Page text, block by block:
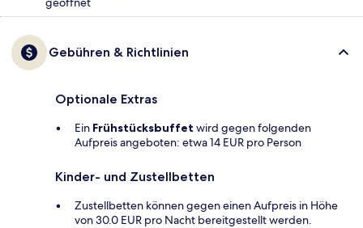
Gebühren & Richtlinien
Optionale Extras
Ein Frühstücksbuffet wird gegen folgenden
Aufpreis angeboten: etwa 14 EUR pro Person
Kinder- und Zustellbetten
Zustellbetten können gegen einen Aufpreis in Höhe
von 30.0 EUR pro Nacht bereitgestellt werden.